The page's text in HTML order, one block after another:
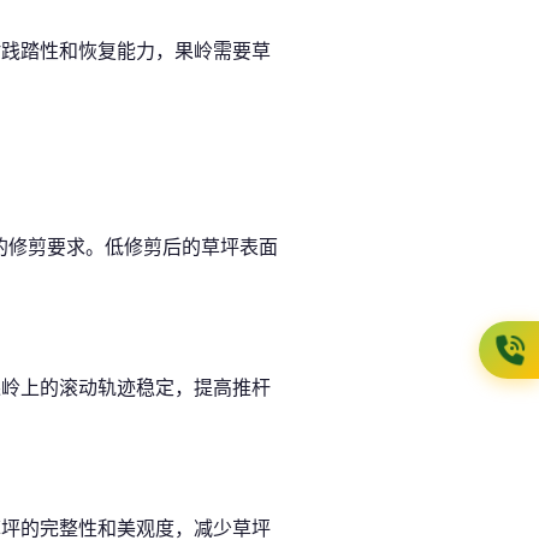
踏性和恢复能力，果岭需要草
剪要求。低修剪后的草坪表面
上的滚动轨迹稳定，提高推杆
的完整性和美观度，减少草坪